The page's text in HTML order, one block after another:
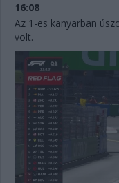
16:08
Az 1-es kanyarban
volt.